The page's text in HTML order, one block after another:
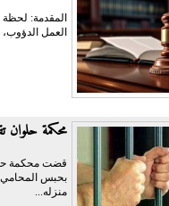
المقدمة:
العمل
محكمة حلوان
قضت محكمة
منزله...